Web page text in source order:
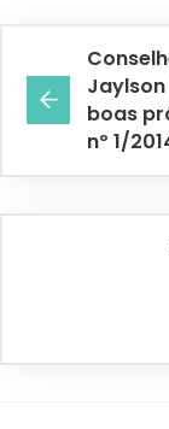
boas
nº 1/